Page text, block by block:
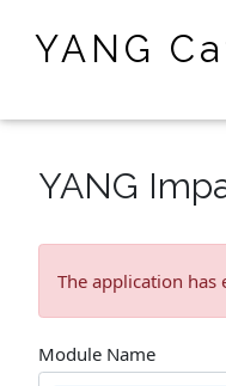
YANG
YANG
The application has
Module Name